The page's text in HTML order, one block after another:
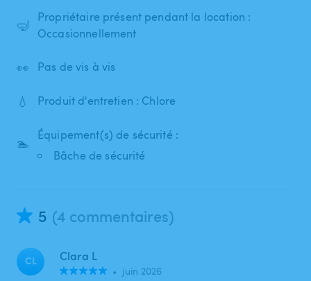
🤿
Propriétaire présent pendant la location :
Occasionnellement
👀 Pas de vis à vis
💧 Produit d'entretien : Chlore
🏊
Équipement(s) de sécurité :
Bâche de sécurité
5 (4 commentaires)
CL Clara L
• juin 2026